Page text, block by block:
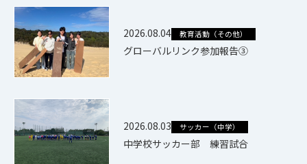
2026.08.04 教育活動（その他）
グローバルリンク参加報告③
2026.08.03 サッカー（中学）
中学校サッカー部 練習試合